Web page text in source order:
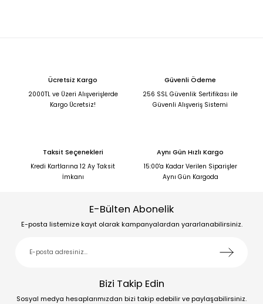
Ücretsiz Kargo
2000TL ve Üzeri Alışverişlerde
Kargo Ücretsiz!
Güvenli Ödeme
256 SSL Güvenlik Sertifikası ile
Güvenli Alışveriş Sistemi
Taksit Seçenekleri
Kredi Kartlarına 12 Ay Taksit
İmkanı
Aynı Gün Hızlı Kargo
15:00'a Kadar Verilen Siparişler
Aynı Gün Kargoda
E-Bülten Abonelik
E-posta listemize kayıt olarak kampanyalardan yararlanabilirsiniz.
Bizi Takip Edin
Sosyal medya hesaplarımızdan bizi takip edebilir ve paylaşabilirsiniz.